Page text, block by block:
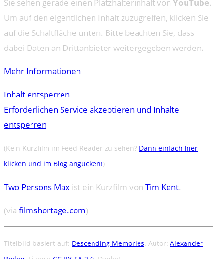
Sie sehen gerade einen Platzhalterinhalt von YouTube.
Um auf den eigentlichen Inhalt zuzugreifen, klicken Sie
auf die Schaltfläche unten. Bitte beachten Sie, dass
dabei Daten an Drittanbieter weitergegeben werden.
Mehr Informationen
Inhalt entsperren
Erforderlichen Service akzeptieren und Inhalte
entsperren
(Kein Kurzfilm im Feed-Reader zu sehen? Dann einfach hier
klicken und im Blog angucken!)
Two Persons Max ist ein Kurzfilm von Tim Kent.
(via filmshortage.com)
Titelbild basiert auf: Descending Memories. Autor: Alexander